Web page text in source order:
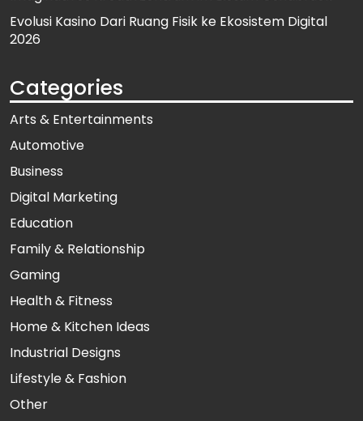
Evolusi Kasino Dari Ruang Fisik ke Ekosistem Digital
2026
Categories
Arts & Entertainments
Automotive
Business
Digital Marketing
Education
Family & Relationship
Gaming
Health & Fitness
Home & Kitchen Ideas
Industrial Designs
Lifestyle & Fashion
Other